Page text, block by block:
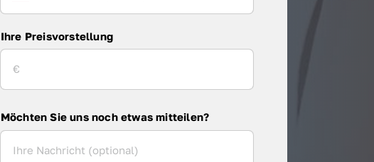
Ihre Preisvorstellung
Möchten Sie uns noch etwas mitteilen?